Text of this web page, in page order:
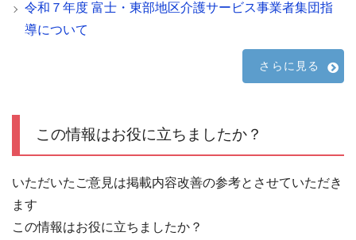
令和７年度 富士・東部地区介護サービス事業者集団指
導について
さらに見る
この情報はお役に立ちましたか？
いただいたご意見は掲載内容改善の参考とさせていただき
ます
この情報はお役に立ちましたか？